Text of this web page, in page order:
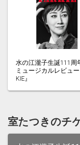
水の江瀧子生誕111周
ミュージカルレビュー
KIE』
室たつきのチ